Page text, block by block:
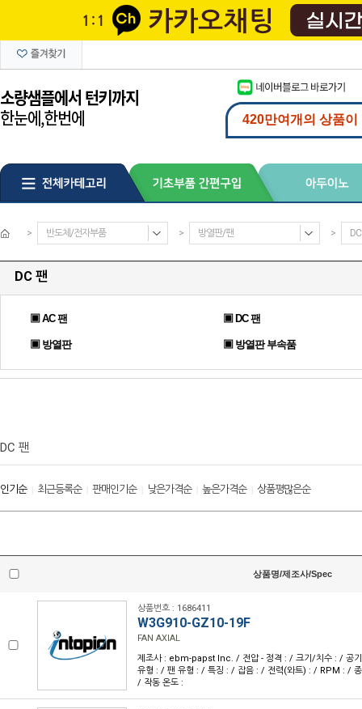
> 반도체/전자부품 > 방열판/팬 >
DC 팬
▣ AC 팬 ▣ DC 팬
▣ 방열판 ▣ 방열판 부속품
DC 팬
인기순| 최근등록순| 판매인기순| 낮은가격순| 높은가격순| 상품평많은순
상품명/제조사/Spec
상품번호 : 1686411
W3G910-GZ10-19F
FAN AXIAL
제조사 : ebm-papst Inc. / 전압 - 정격 : / 크기/치수 : / 공
유형 : / 팬 유형 : / 특징 : / 잡음 : / 전력(와트) : / RPM : /
/ 작동 온도 :